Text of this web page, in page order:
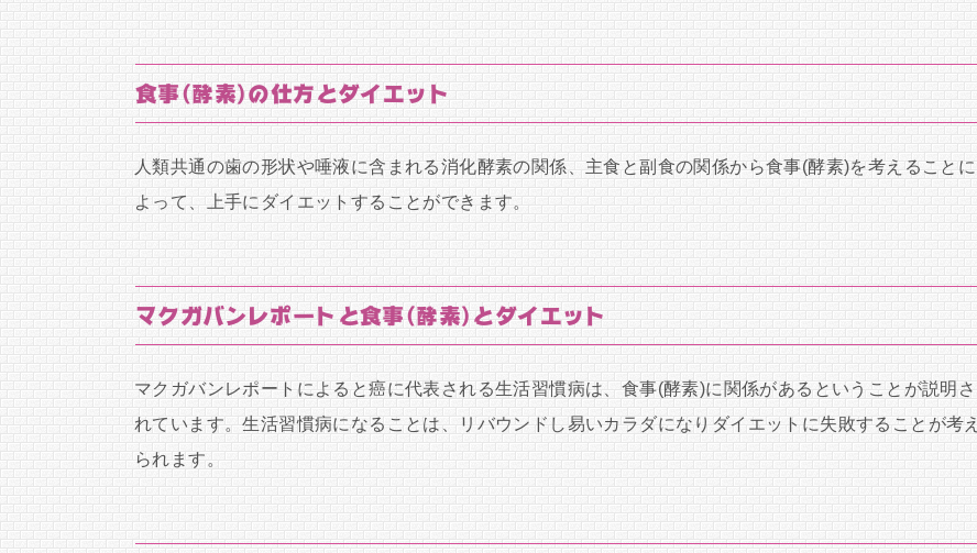
食事(酵素)の仕方とダイエット
人類共通の歯の形状や唾液に含まれる消化酵素の関係、主食と副食の関係から食事(酵素)を考えることに
よって、上手にダイエットすることができます。
マクガバンレポートと食事(酵素)とダイエット
マクガバンレポートによると癌に代表される生活習慣病は、食事(酵素)に関係があるということが説明さ
れています。生活習慣病になることは、リバウンドし易いカラダになりダイエットに失敗することが考え
られます。